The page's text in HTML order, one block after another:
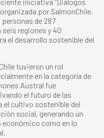
iniciativa “Diálogos
por SalmonChile,
de 287
regiones y 40
el desarrollo sostenible del
tuvieron un rol
en la categoría de
Austral fue
el futuro de las
el cultivo sostenible del
social, generando un
como en lo